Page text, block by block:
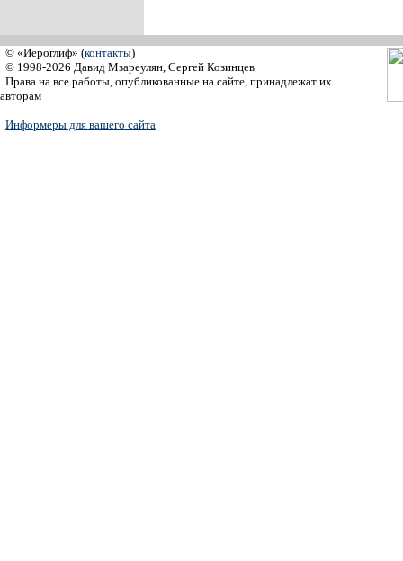
© «Иероглиф» (контакты)
© 1998-2026 Давид Мзареулян, Сергей Козинцев
Права на все работы, опубликованные на сайте, принадлежат их
авторам
Информеры для вашего сайта